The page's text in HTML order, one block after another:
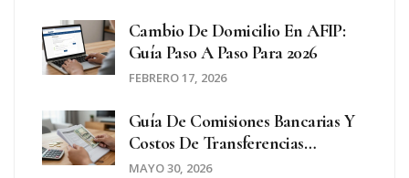
Cambio De Domicilio En AFIP:
Guía Paso A Paso Para 2026
FEBRERO 17, 2026
Guía De Comisiones Bancarias Y
Costos De Transferencias
Inmobiliarias En España 2026
MAYO 30, 2026